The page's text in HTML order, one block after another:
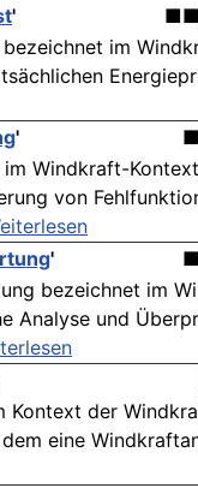
'
im
'
im Windkraft-
von
'
bezeichnet im
Analyse und
Kontext der
eine